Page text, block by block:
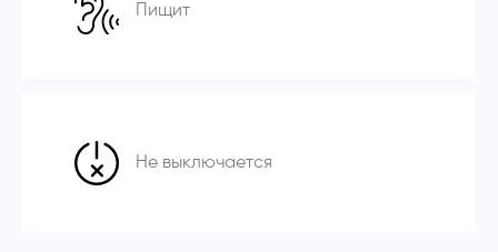
Пищит
Не выключается